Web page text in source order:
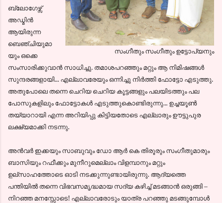
സംഗീതും സംഗീതും ഉട്ടോപ്യനും
ബ്ലോഗേഴ്സ്
അഡ്മിന്‍
ആയിരുന്ന
ബെഞ്ചിയുമാ
യും ഒക്കെ
സംസാരിക്കുവാന്‍ സാധിച്ചു. തമാശപറഞ്ഞും മറ്റും ആ നിമിഷങ്ങള്‍
സുന്ദരങ്ങളായി... എല്ലാവരേയും ഒന്നിച്ചു നിര്‍ത്തി ഫോട്ടോ എടുത്തു.
അതുപോലെ തന്നെ ചെറിയ ചെറിയ കൂട്ടങ്ങളും പലയിടത്തും പല
പോസുകളിലും ഫോട്ടോകള്‍ എടുത്തുകൊണ്ടിരുന്നു... ഉച്ചയൂണ്‍
തയ്യാറായി എന്ന അറിയിപ്പു കിട്ടിയതോടെ എല്ലാരും ഊട്ടുപുര
ലക്ഷ്യമാക്കി നടന്നു.
അന്‍വര്‍ ഇക്കയും സാബുവും ഡോ ആര്‍ കെ തിരൂരും സംഗീതുമാരും
ബാസിയും റഫീക്കും മുനീറുമെല്ലാം വിളമ്പാനും മറ്റും
ഉല്സാഹത്തോടെ ഓടി നടക്കുന്നുണ്ടായിരുന്നു. ആദ്യത്തെ
പന്തിയില്‍ തന്നെ വിഭവസമൃദ്ധമായ സദ്യ കഴിച്ച് മടങ്ങാന്‍ ഒരുങ്ങി –
നിറഞ്ഞ മനസ്സോടെ! എല്ലാവരോടും യാത്ര പറഞ്ഞു മടങ്ങുമ്പോള്‍